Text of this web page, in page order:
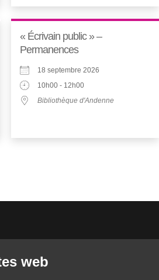
« Écrivain public » –
Permanences
18 septembre 2026
10h00 - 12h00
Bibliothèque d'Andenne
web